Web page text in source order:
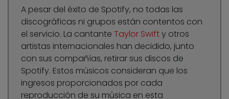
A pesar del éxito de Spotify, no todas las
discográficas ni grupos están contentos con
el servicio. La cantante Taylor Swifty otros
artistas internacionales han decidido, junto
con sus compañías, retirar sus discos de
Spotify. Estos músicos consideran que los
ingresos proporcionados por cada
reproducción de su música en esta